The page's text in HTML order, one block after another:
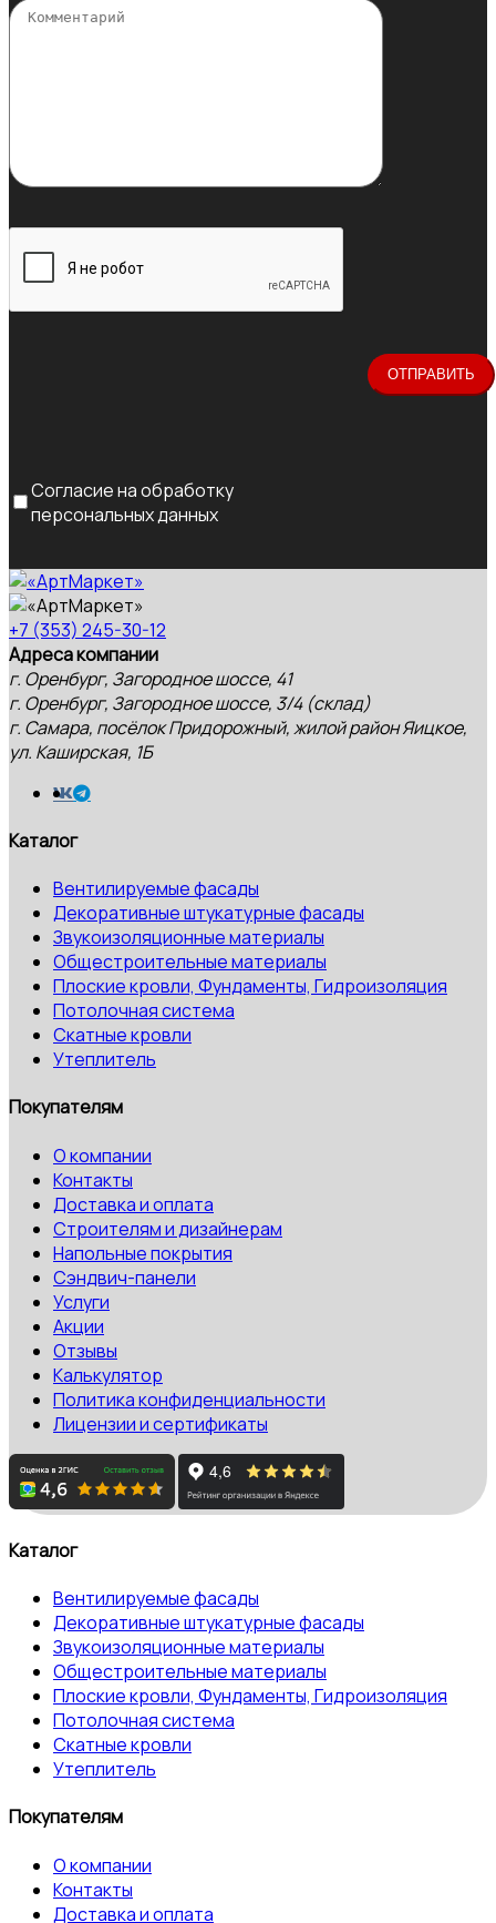
Согласие на обработку
персональных данных
+7 (353) 245-30-12
Адреса компании
г. Оренбург, Загородное шоссе, 41
г. Оренбург, Загородное шоссе, 3/4 (склад)
г. Самара, посёлок Придорожный, жилой район Яицкое,
ул. Каширская, 1Б
Каталог
Вентилируемые фасады
Декоративные штукатурные фасады
Звукоизоляционные материалы
Общестроительные материалы
Плоские кровли, Фундаменты, Гидроизоляция
Потолочная система
Скатные кровли
Утеплитель
Покупателям
О компании
Контакты
Доставка и оплата
Строителям и дизайнерам
Напольные покрытия
Сэндвич-панели
Услуги
Акции
Отзывы
Калькулятор
Политика конфиденциальности
Лицензии и сертификаты
Каталог
Вентилируемые фасады
Декоративные штукатурные фасады
Звукоизоляционные материалы
Общестроительные материалы
Плоские кровли, Фундаменты, Гидроизоляция
Потолочная система
Скатные кровли
Утеплитель
Покупателям
О компании
Контакты
Доставка и оплата